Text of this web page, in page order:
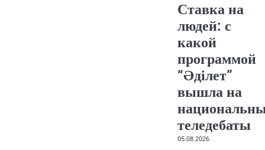
Ставка на
людей: с
какой
программой
“Әділет”
вышла на
теледебаты
05.08.2026